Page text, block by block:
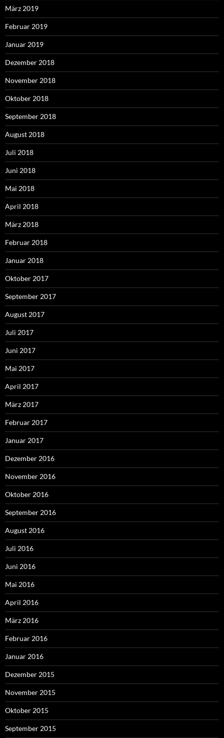
März 2019
Februar 2019
Januar 2019
Dezember 2018
November 2018
Oktober 2018
September 2018
August 2018
Juli 2018
Juni 2018
Mai 2018
April 2018
März 2018
Februar 2018
Januar 2018
Oktober 2017
September 2017
August 2017
Juli 2017
Juni 2017
Mai 2017
April 2017
März 2017
Februar 2017
Januar 2017
Dezember 2016
November 2016
Oktober 2016
September 2016
August 2016
Juli 2016
Juni 2016
Mai 2016
April 2016
März 2016
Februar 2016
Januar 2016
Dezember 2015
November 2015
Oktober 2015
September 2015